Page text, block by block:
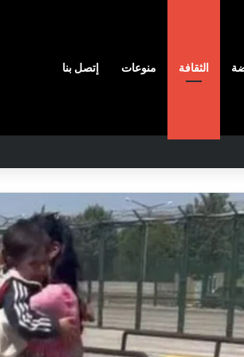
الثقافة منوعات إتصل بنا
وفاق
سطيف
يضم
المدافع
شمس